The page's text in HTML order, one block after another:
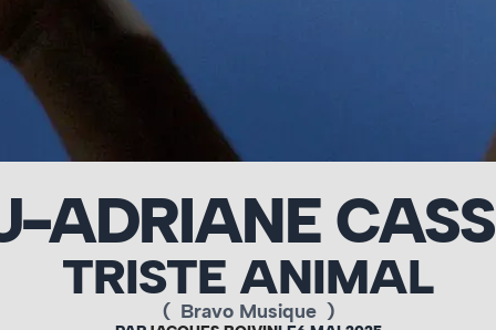
ADRIANE
TRISTE ANIMAL
( Bravo Musique )